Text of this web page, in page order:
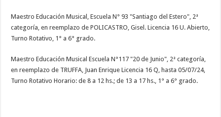
Maestro Educación Musical, Escuela N° 93 "Santiago del Estero", 2ª
categoría, en reemplazo de POLICASTRO, Gisel. Licencia 16 U. Abierto,
Turno Rotativo, 1° a 6° grado.
Maestro Educación Musical Escuela N°117 "20 de Junio", 2ª categoría,
en reemplazo de TRUFFA, Juan Enrique Licencia 16 Q, hasta 05/07/24,
Turno Rotativo Horario: de 8 a 12 hs.; de 13 a 17 hs., 1° a 6° grado.